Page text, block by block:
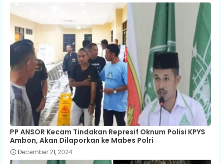
PP ANSOR Kecam Tindakan Represif Oknum Polisi KPYS
Ambon, Akan Dilaporkan ke Mabes Polri
December 21, 2024